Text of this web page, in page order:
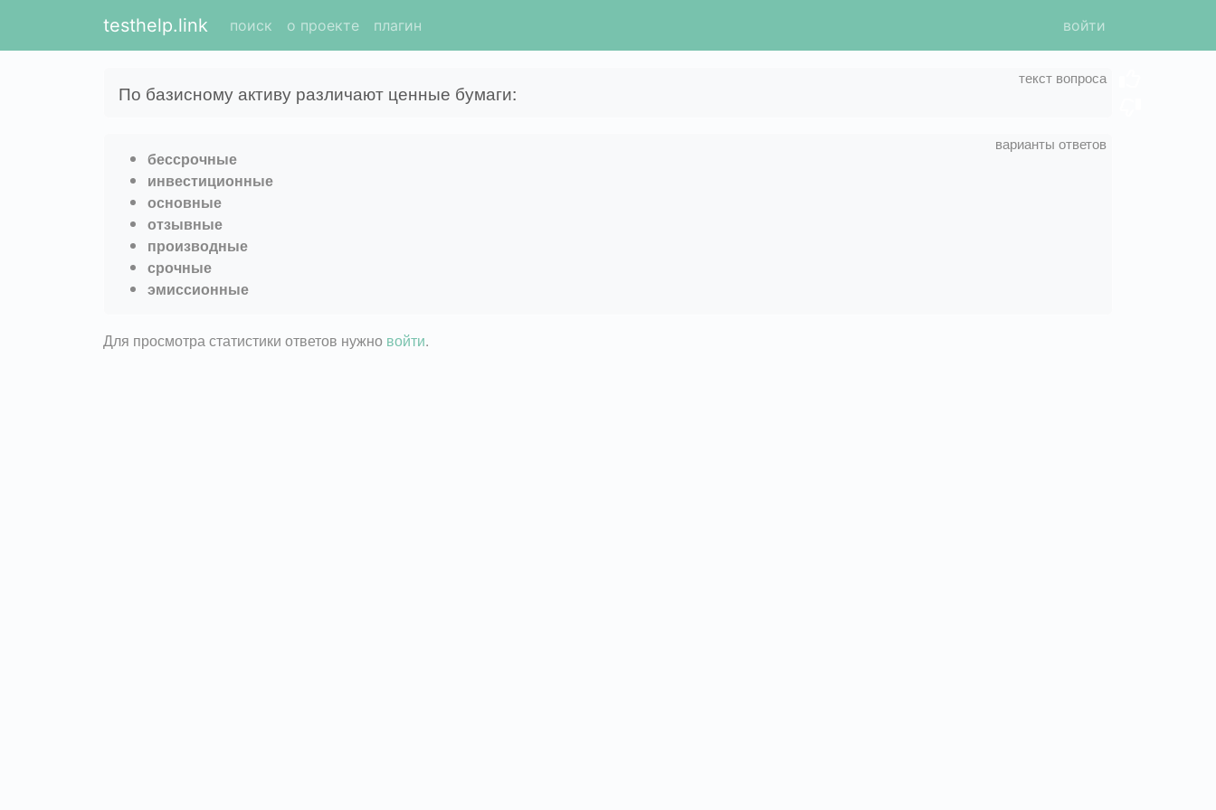
testhelp.link поиск о проекте плагин войти
По базисному активу различают ценные бумаги:
бессрочные
инвестиционные
основные
отзывные
производные
срочные
эмиссионные
Для просмотра статистики ответов нужно войти.